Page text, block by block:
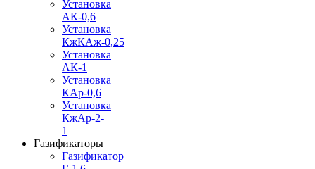
Установка
АК-0,6
Установка
КжКАж-0,25
Установка
АК-1
Установка
КАр-0,6
Установка
КжАр-2-
1
Газификаторы
Газификатор